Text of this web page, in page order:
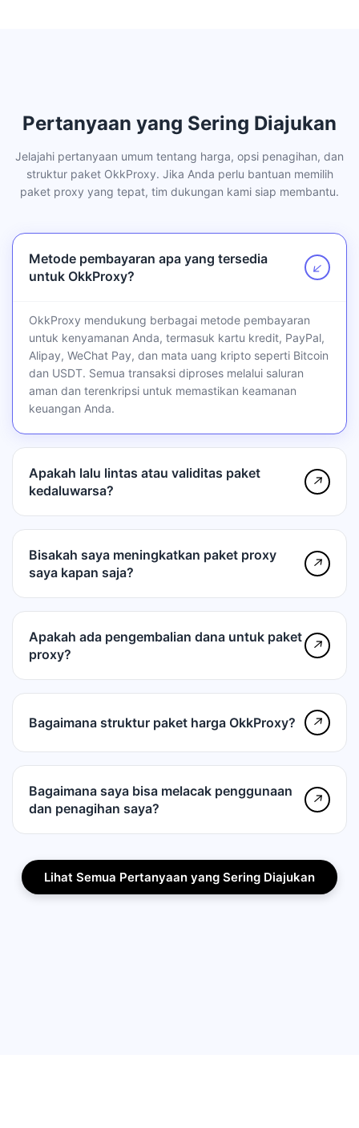
Pertanyaan yang Sering Diajukan
Jelajahi pertanyaan umum tentang harga, opsi penagihan, dan
struktur paket OkkProxy. Jika Anda perlu bantuan memilih
paket proxy yang tepat, tim dukungan kami siap membantu.
Metode pembayaran apa yang tersedia
untuk OkkProxy?
↗
OkkProxy mendukung berbagai metode pembayaran
untuk kenyamanan Anda, termasuk kartu kredit, PayPal,
Alipay, WeChat Pay, dan mata uang kripto seperti Bitcoin
dan USDT. Semua transaksi diproses melalui saluran
aman dan terenkripsi untuk memastikan keamanan
keuangan Anda.
Apakah lalu lintas atau validitas paket
kedaluwarsa?
↗
Bisakah saya meningkatkan paket proxy
saya kapan saja?
↗
Apakah ada pengembalian dana untuk paket
proxy?
↗
Bagaimana struktur paket harga OkkProxy? ↗
Bagaimana saya bisa melacak penggunaan
dan penagihan saya?
↗
Lihat Semua Pertanyaan yang Sering Diajukan